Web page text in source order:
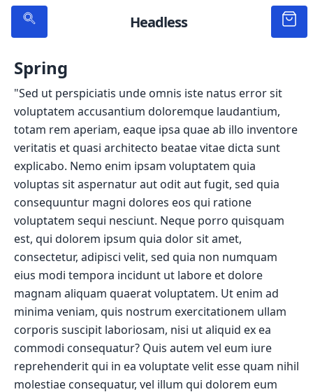
Headless
Spring
"Sed ut perspiciatis unde omnis iste natus error sit
voluptatem accusantium doloremque laudantium,
totam rem aperiam, eaque ipsa quae ab illo inventore
veritatis et quasi architecto beatae vitae dicta sunt
explicabo. Nemo enim ipsam voluptatem quia
voluptas sit aspernatur aut odit aut fugit, sed quia
consequuntur magni dolores eos qui ratione
voluptatem sequi nesciunt. Neque porro quisquam
est, qui dolorem ipsum quia dolor sit amet,
consectetur, adipisci velit, sed quia non numquam
eius modi tempora incidunt ut labore et dolore
magnam aliquam quaerat voluptatem. Ut enim ad
minima veniam, quis nostrum exercitationem ullam
corporis suscipit laboriosam, nisi ut aliquid ex ea
commodi consequatur? Quis autem vel eum iure
reprehenderit qui in ea voluptate velit esse quam nihil
molestiae consequatur, vel illum qui dolorem eum